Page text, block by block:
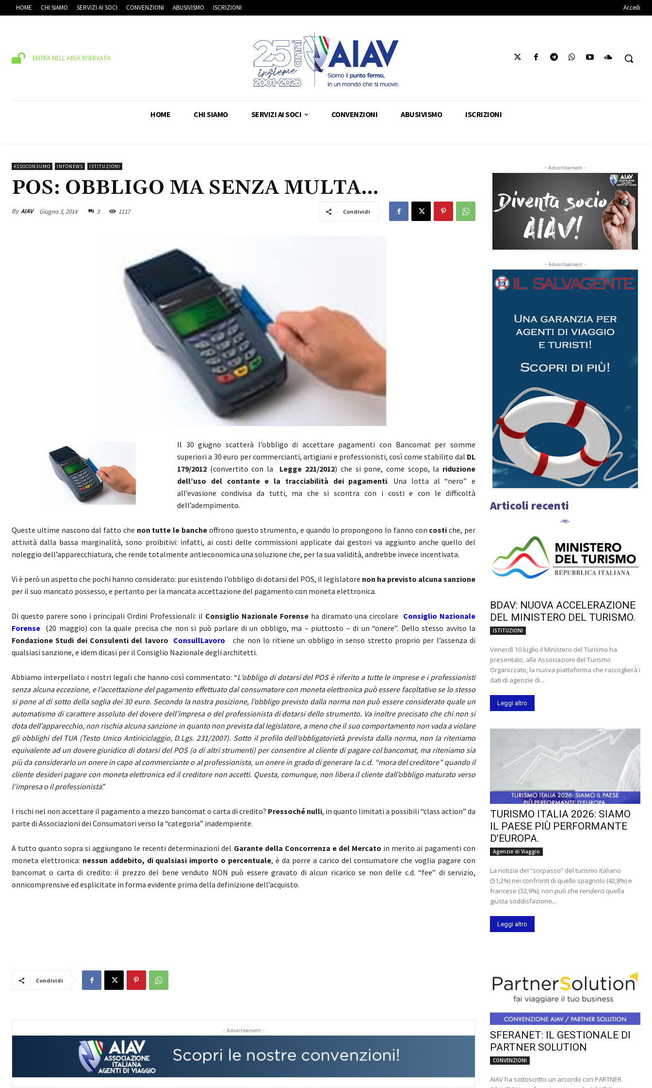
HOME CHI SIAMO SERVIZI AI SOCI CONVENZIONI ABUSIVISMO ISCRIZIONI Accedi
ENTRA NELL'AREA RISERVATA
HOME CHI SIAMO SERVIZI AI SOCI CONVENZIONI ABUSIVISMO ISCRIZIONI
ASSOCONSUMO INFONEWS ISTITUZIONI
POS: OBBLIGO MA SENZA MULTA…
By AIAV Giugno 3, 2014 3 1117 Condividi
Il 30 giugno scatterà l’obbligo di accettare pagamenti con Bancomat per somme
superiori a 30 euro per commercianti, artigiani e professionisti, così come stabilito dal DL
179/2012 (convertito con la Legge 221/2012) che si pone, come scopo, la riduzione
dell’uso del contante e la tracciabilità dei pagamenti. Una lotta al “nero” e
all’evasione condivisa da tutti, ma che si scontra con i costi e con le difficoltà
dell’adempimento.
Queste ultime nascono dal fatto che non tutte le bancheoffrono questo strumento, e quando lo propongono lo fanno con costi che, per
attività dalla bassa marginalità, sono proibitivi: infatti, ai costi delle commissioni applicate dai gestori va aggiunto anche quello del
noleggio dell’apparecchiatura, che rende totalmente antieconomica una soluzione che, per la sua validità, andrebbe invece incentivata.
Vi è però un aspetto che pochi hanno considerato: pur esistendo l’obbligo di dotarsi del POS, il legislatore non ha previsto alcuna sanzione
per il suo mancato possesso, e pertanto per la mancata accettazione del pagamento con moneta elettronica.
Di questo parere sono i principali Ordini Professionali: il Consiglio Nazionale Forenseha diramato una circolare Consiglio Nazionale
Forense (20 maggio) con la quale precisa che non si può parlare di un obbligo, ma – piuttosto – di un “onere”. Dello stesso avviso la
Fondazione Studi dei Consulenti del lavoro ConsullLavoro che non lo ritiene un obbligo in senso stretto proprio per l’assenza di
qualsiasi sanzione, e idem dicasi per il Consiglio Nazionale degli architetti.
Abbiamo interpellato i nostri legali che hanno così commentato: “L’obbligo di dotarsi del POS è riferito a tutte le imprese e i professionisti
senza alcuna eccezione, e l’accettazione del pagamento effettuato dal consumatore con moneta elettronica può essere facoltativo se lo stesso
si pone al di sotto della soglia dei 30 euro. Secondo la nostra posizione, l’obbligo previsto dalla norma non può essere considerato quale un
automatismo di carattere assoluto del dovere dell’impresa o del professionista di dotarsi dello strumento. Va inoltre precisato che chi non si
dota dell’apparecchio, non rischia alcuna sanzione in quanto non prevista dal legislatore, a meno che il suo comportamento non vada a violare
gli obblighi del TUA (Testo Unico Antiriciclaggio, D.Lgs. 231/2007). Sotto il profilo dell’obbligatorietà prevista dalla norma, non la riteniamo
equivalente ad un dovere giuridico di dotarsi del POS (o di altri strumenti) per consentire al cliente di pagare col bancomat, ma riteniamo sia
più da considerarlo un onere in capo al commerciante o al professionista, un onere in grado di generare la c.d. “mora del creditore” quando il
cliente desideri pagare con moneta elettronica ed il creditore non accetti. Questa, comunque, non libera il cliente dall’obbligo maturato verso
l’impresa o il professionista.”
I rischi nel non accettare il pagamento a mezzo bancomat o carta di credito? Pressoché nulli, in quanto limitati a possibili “class action” da
parte di Associazioni dei Consumatori verso la “categoria” inadempiente.
A tutto quanto sopra si aggiungano le recenti determinazioni del Garante della Concorrenza e del Mercato in merito ai pagamenti con
moneta elettronica: nessun addebito, di qualsiasi importo o percentuale, è da porre a carico del consumatore che voglia pagare con
bancomat o carta di credito: il prezzo del bene venduto NON può essere gravato di alcun ricarico se non delle c.d. “fee” di servizio,
onnicomprensive ed esplicitate in forma evidente prima della definizione dell’acquisto.
Condividi
- Advertisement -
- Advertisement -
- Advertisement -
Articoli recenti
BDAV: NUOVA ACCELERAZIONE
DEL MINISTERO DEL TURISMO.
ISTITUZIONI
Venerdì 10 luglio il Ministero del Turismo ha
presentato, alle Associazioni del Turismo
Organizzato, la nuova piattaforma che raccoglierà i
dati di agenzie di...
Leggi altro
TURISMO ITALIA 2026: SIAMO
IL PAESE PIÙ PERFORMANTE
D’EUROPA.
Agenzie di Viaggio
La notizia del “sorpasso” del turismo italiano
(51,2%) nei confronti di quello spagnolo (42,8%) e
francese (32,9%), non può che renderci quella
giusta soddisfazione...
Leggi altro
SFERANET: IL GESTIONALE DI
PARTNER SOLUTION
CONVENZIONI
AIAV ha sottoscritto un accordo con PARTNER